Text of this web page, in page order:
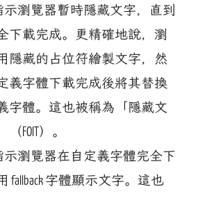
示瀏覽器暫時隱藏文字，直到
下載完成。更精確地說，瀏
隱藏的占位符繪製文字，然
義字體下載完成後將其替換
字體。這也被稱為「隱藏文
FOIT）。
示瀏覽器在自定義字體完全下
fallback 字體顯示文字。這也